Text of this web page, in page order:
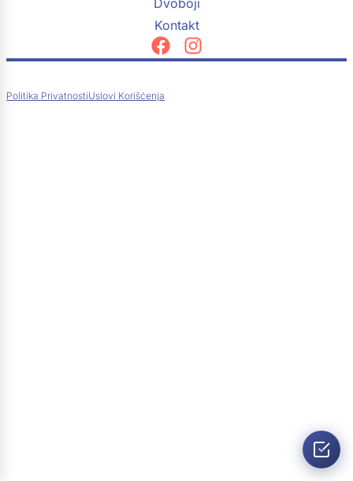
Dvoboji
Kontakt
Politika PrivatnostiUslovi Korišćenja